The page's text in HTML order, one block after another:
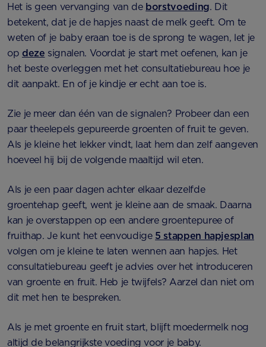
Het is geen vervanging van de borstvoeding. Dit
betekent, dat je de hapjes naast de melk geeft. Om te
weten of je baby eraan toe is de sprong te wagen, let je
op deze signalen. Voordat je start met oefenen, kan je
het beste overleggen met het consultatiebureau hoe je
dit aanpakt. En of je kindje er echt aan toe is.
Zie je meer dan één van de signalen? Probeer dan een
paar theelepels gepureerde groenten of fruit te geven.
Als je kleine het lekker vindt, laat hem dan zelf aangeven
hoeveel hij bij de volgende maaltijd wil eten.
Als je een paar dagen achter elkaar dezelfde
groentehap geeft, went je kleine aan de smaak. Daarna
kan je overstappen op een andere groentepuree of
fruithap. Je kunt het eenvoudige 5 stappen hapjesplan
volgen om je kleine te laten wennen aan hapjes. Het
consultatiebureau geeft je advies over het introduceren
van groente en fruit. Heb je twijfels? Aarzel dan niet om
dit met hen te bespreken.
Als je met groente en fruit start, blijft moedermelk nog
altijd de belangrijkste voeding voor je baby.